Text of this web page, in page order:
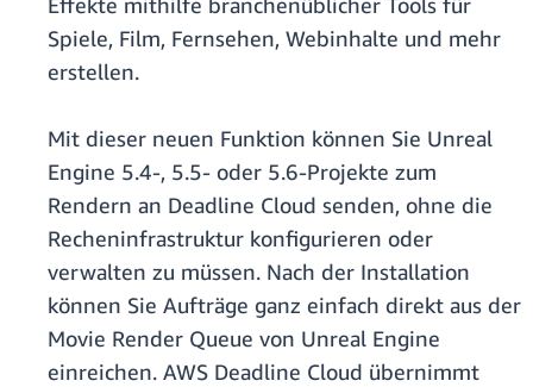
Spiele, Film, Fernsehen, Webinhalte und mehr
erstellen.
Mit dieser neuen Funktion können Sie Unreal
Engine 5.4-, 5.5- oder 5.6-Projekte zum
Rendern an Deadline Cloud senden, ohne die
Recheninfrastruktur konfigurieren oder
verwalten zu müssen. Nach der Installation
können Sie Aufträge ganz einfach direkt aus der
Movie Render Queue von Unreal Engine
einreichen. AWS Deadline Cloud übernimmt